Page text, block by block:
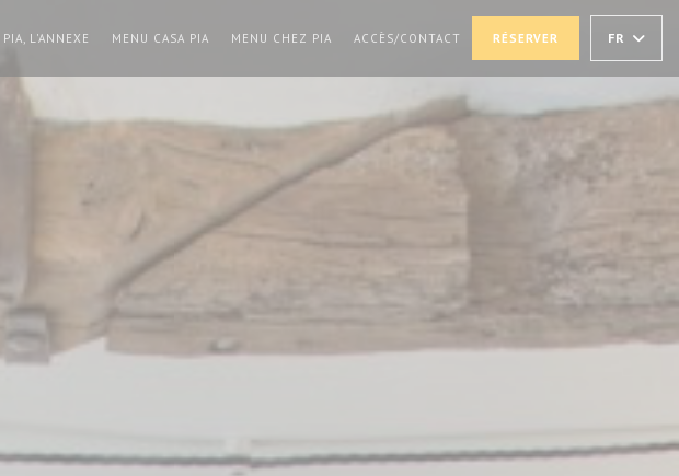
PIA, L'ANNEXE MENU CASA PIA ((OUVRE UNE NOUVELLE FENÊTRE))
MENU CHEZ PIA ((OUVRE UNE NOUVELLE FENÊTRE))
ACCÈS/CONTACT RÉSERVER FR